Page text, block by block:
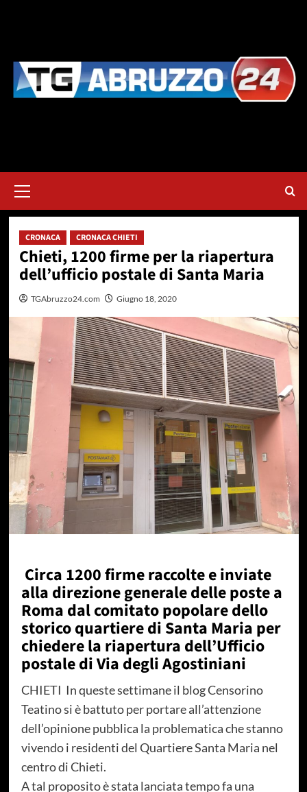
principale
CRONACA CRONACA CHIETI
Chieti, 1200 firme per la riapertura
dell’ufficio postale di Santa Maria
TGAbruzzo24.com Giugno 18, 2020
Circa 1200 firme raccolte e inviate
alla direzione generale delle poste a
Roma dal comitato popolare dello
storico quartiere di Santa Maria per
chiedere la riapertura dell’Ufficio
postale di Via degli Agostiniani
CHIETI In queste settimane il blog Censorino
Teatino si è battuto per portare all’attenzione
dell’opinione pubblica la problematica che stanno
vivendo i residenti del Quartiere Santa Maria nel
centro di Chieti.
A tal proposito è stata lanciata tempo fa una